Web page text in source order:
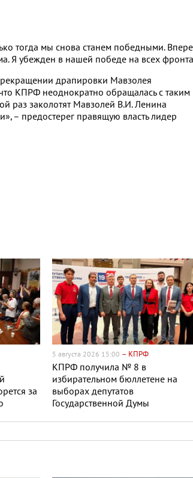
тогда мы снова станем победными.
Я убежден в нашей победе на всех
драпировки Мавзолея
КПРФ неоднократно обращалась с таким
раз заколотят Мавзолей В.И. Ленина
– предостерег правящую власть лидер
за
5 августа 2026 15:00 – КПРФ
КПРФ получила № 8 в
избирательном бюллетене на
выборах депутатов
Государственной Думы